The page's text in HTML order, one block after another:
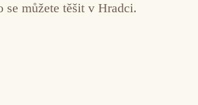
se můžete těšit v Hradci.